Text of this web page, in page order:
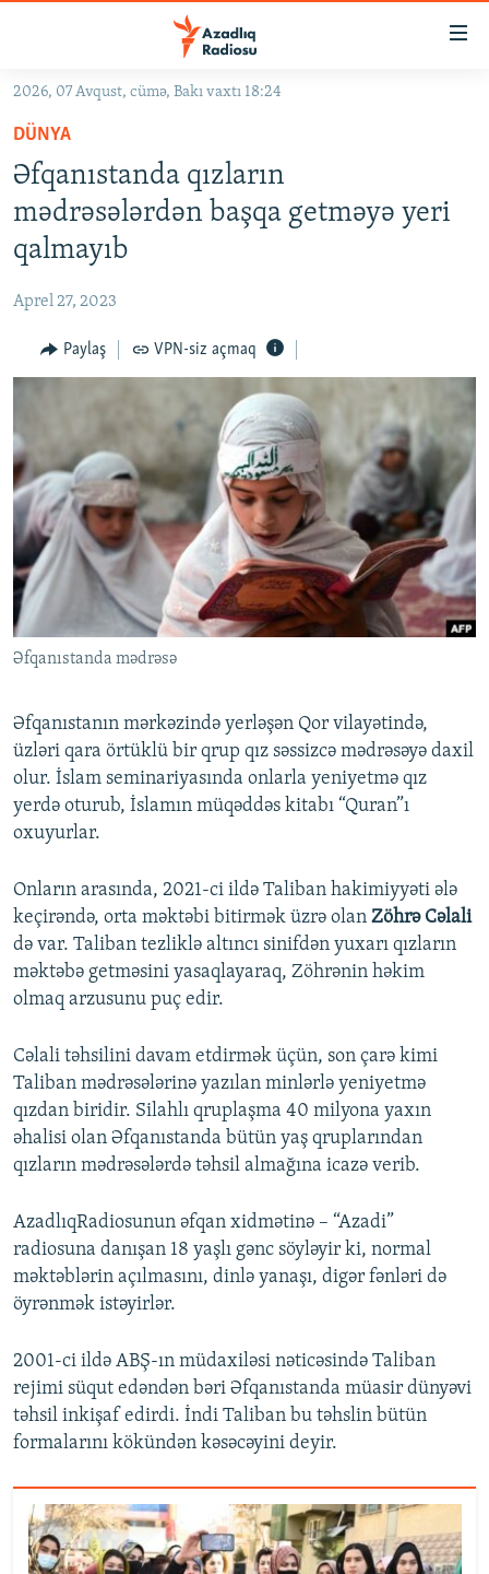
Əsas
qayıt
Əsas
naviqasiyaya
qayıt
Axtarışa
#İZAHLA
KORRUPSIOMETR
#ƏSLINDƏ
QANUNI DOĞRU
ARAŞDIRMA
FOTOQALEREYA
İNFOQRAFIKA
KARIKATURA
OXU ZALI
AZƏRBAYCAN ƏDƏBIYYATI KITABXANASI
İSLAM VƏ DEMOKRATIYA
İZ - MƏDƏNIYYƏT PROQRAMI
HAQQIMIZDA
MISSIYAMIZ
PEŞƏ ETIKASI VƏ JURNALISTIKA STANDARTLARIMIZ
MATERIALLARIMIZDAN ISTIFADƏ
AZADLIQRADIOSU MOBIL TELEFONUNUZDA
BIZIMLƏ ƏLAQƏ
BIZI IZLƏ
RFE/RL-in bütün saytları
2026, 07 Avqust, cümə, Bakı vaxtı 18:24
DÜNYA
Əfqanıstanda qızların
mədrəsələrdən başqa getməyə yeri
qalmayıb
Aprel 27, 2023
Paylaş VPN-siz açmaq
Əfqanıstanda mədrəsə
Əfqanıstanın mərkəzində yerləşən Qor vilayətində,
üzləri qara örtüklü bir qrup qız səssizcə mədrəsəyə daxil
olur. İslam seminariyasında onlarla yeniyetmə qız
yerdə oturub, İslamın müqəddəs kitabı “Quran”ı
oxuyurlar.
Onların arasında, 2021-ci ildə Taliban hakimiyyəti ələ
keçirəndə, orta məktəbi bitirmək üzrə olan Zöhrə Cəlali
də var. Taliban tezliklə altıncı sinifdən yuxarı qızların
məktəbə getməsini yasaqlayaraq, Zöhrənin həkim
olmaq arzusunu puç edir.
Cəlali təhsilini davam etdirmək üçün, son çarə kimi
Taliban mədrəsələrinə yazılan minlərlə yeniyetmə
qızdan biridir. Silahlı qruplaşma 40 milyona yaxın
əhalisi olan Əfqanıstanda bütün yaş qruplarından
qızların mədrəsələrdə təhsil almağına icazə verib.
AzadlıqRadiosunun əfqan xidmətinə – “Azadi”
radiosuna danışan 18 yaşlı gənc söyləyir ki, normal
məktəblərin açılmasını, dinlə yanaşı, digər fənləri də
öyrənmək istəyirlər.
2001-ci ildə ABŞ-ın müdaxiləsi nəticəsində Taliban
rejimi süqut edəndən bəri Əfqanıstanda müasir dünyəvi
təhsil inkişaf edirdi. İndi Taliban bu təhslin bütün
formalarını kökündən kəsəcəyini deyir.